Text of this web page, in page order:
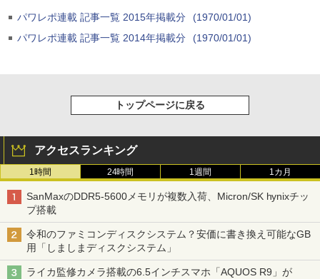
パワレポ連載 記事一覧 2015年掲載分
(1970/01/01)
パワレポ連載 記事一覧 2014年掲載分
(1970/01/01)
トップページに戻る
アクセスランキング
1時間 24時間 1週間 1カ月
SanMaxのDDR5-5600メモリが複数入荷、Micron/SK hynixチッ
プ搭載
令和のファミコンディスクシステム？安価に書き換え可能なGB
用「しましまディスクシステム」
ライカ監修カメラ搭載の6.5インチスマホ「AQUOS R9」が